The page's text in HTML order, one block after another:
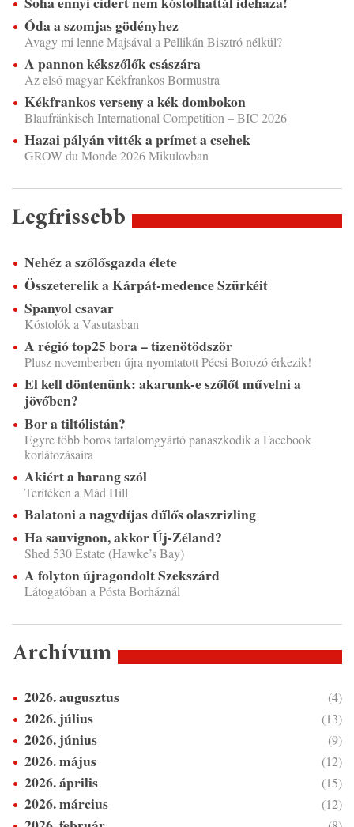
Óda a szomjas gödényhez
Avagy mi lenne Majsával a Pellikán Bisztró nélkül?
A pannon kékszőlők császára
Az első magyar Kékfrankos Bormustra
Kékfrankos verseny a kék dombokon
Blaufränkisch International Competition – BIC 2026
Hazai pályán vitték a prímet a csehek
GROW du Monde 2026 Mikulovban
Legfrissebb
Nehéz a szőlősgazda élete
Összeterelik a Kárpát-medence Szürkéit
Spanyol csavar
Kóstolók a Vasutasban
A régió top25 bora – tizenötödször
Plusz novemberben újra nyomtatott Pécsi Borozó érkezik!
El kell döntenünk: akarunk-e szőlőt művelni a
jövőben?
Bor a tiltólistán?
Egyre több boros tartalomgyártó panaszkodik a Facebook
korlátozásaira
Akiért a harang szól
Terítéken a Mád Hill
Balatoni a nagydíjas dűlős olaszrizling
Ha sauvignon, akkor Új-Zéland?
Shed 530 Estate (Hawke’s Bay)
A folyton újragondolt Szekszárd
Látogatóban a Pósta Borháznál
Archívum
2026. augusztus (4)
2026. július (13)
2026. június (9)
2026. május (12)
2026. április (15)
2026. március (12)